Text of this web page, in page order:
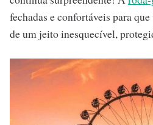
fechadas e confortáveis para
de um jeito inesquecível,